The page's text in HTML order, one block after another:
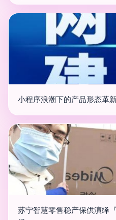
小程序浪潮下的产品形态革
苏宁智慧零售稳产保供演绎